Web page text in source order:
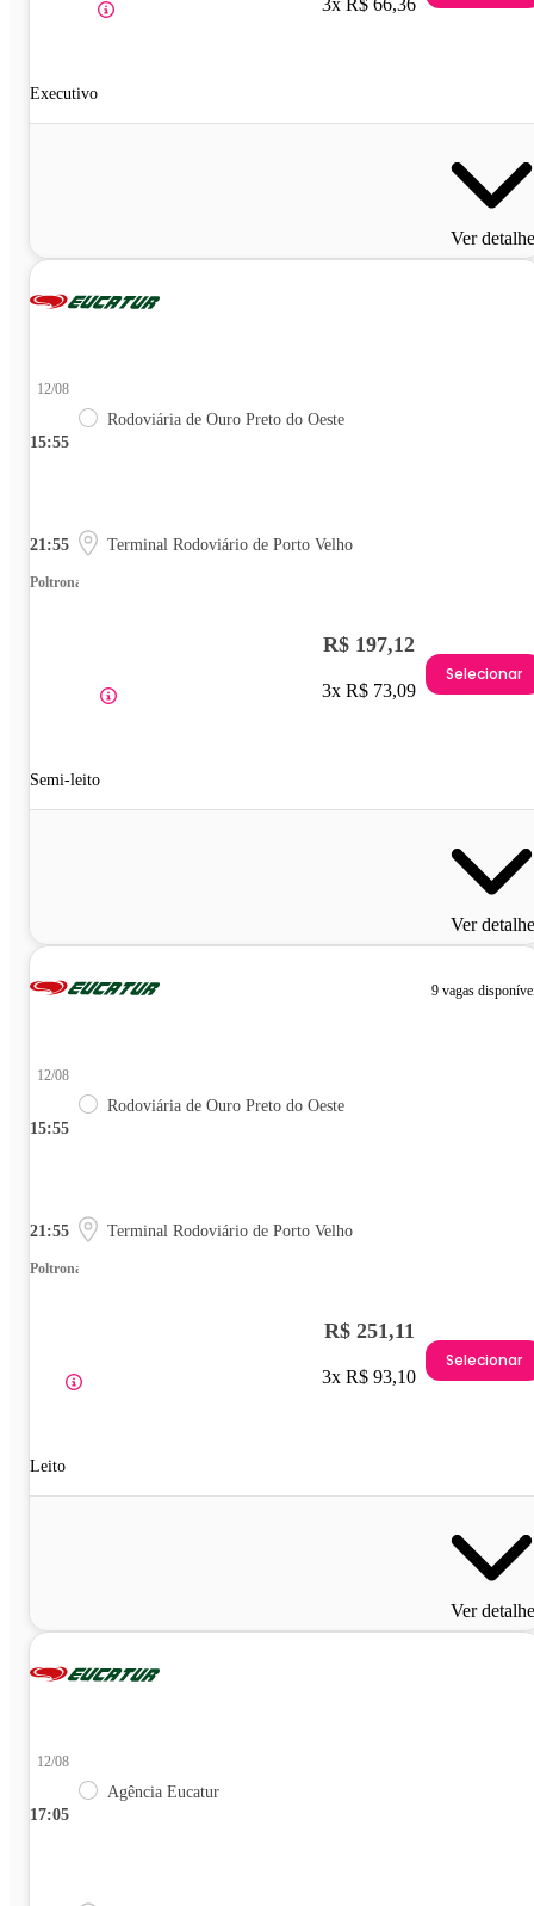
Executivo
3x R$ 66,36
Ver
15:55
12/08
Rodoviária de Ouro Preto do Oeste
21:55 Terminal Rodoviário de Porto Velho
Poltrona
Semi-leito
R$ 197,12
3x R$ 73,09
Selecionar
Ver
9 vagas
15:55
12/08
Rodoviária de Ouro Preto do Oeste
21:55 Terminal Rodoviário de Porto Velho
Poltrona
Leito
R$ 251,11
3x R$ 93,10
Selecionar
Ver
17:05
12/08
Agência Eucatur